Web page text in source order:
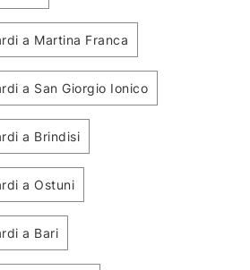
a Martina Franca
a San Giorgio Ionico
a Brindisi
a Ostuni
a Bari